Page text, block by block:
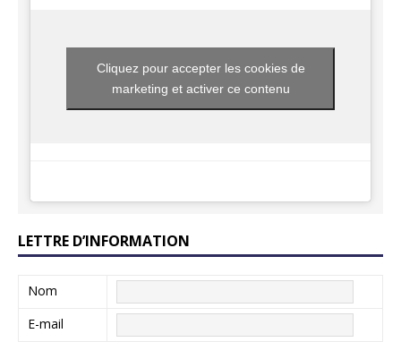
Cliquez pour accepter les cookies de
marketing et activer ce contenu
LETTRE D’INFORMATION
Nom
E-mail